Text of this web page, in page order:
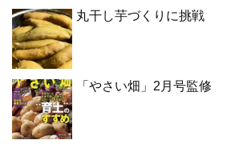
丸干し芋づくりに挑戦
「やさい畑」2月号監修